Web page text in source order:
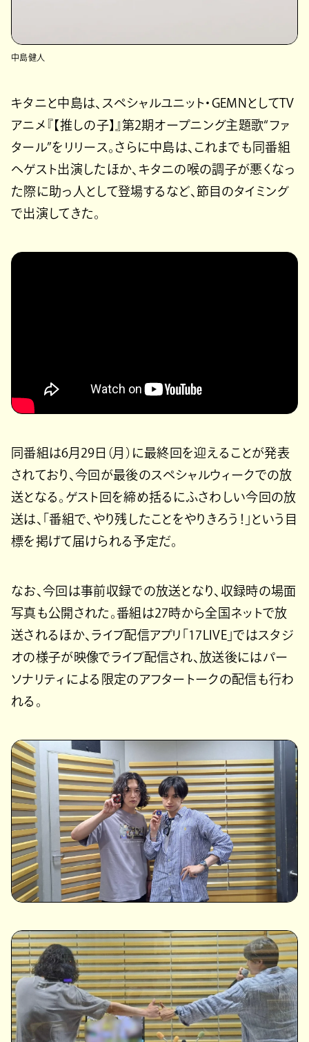
中島健人
キタニと中島は、スペシャルユニット・GEMNとしてTV
アニメ『【推しの子】』第2期オープニング主題歌“ファ
タール”をリリース。さらに中島は、これまでも同番組
へゲスト出演したほか、キタニの喉の調子が悪くなっ
た際に助っ人として登場するなど、節目のタイミング
で出演してきた。
同番組は6月29日（月）に最終回を迎えることが発表
されており、今回が最後のスペシャルウィークでの放
送となる。ゲスト回を締め括るにふさわしい今回の放
送は、「番組で、やり残したことをやりきろう！」という目
標を掲げて届けられる予定だ。
なお、今回は事前収録での放送となり、収録時の場面
写真も公開された。番組は27時から全国ネットで放
送されるほか、ライブ配信アプリ「17LIVE」ではスタジ
オの様子が映像でライブ配信され、放送後にはパー
ソナリティによる限定のアフタートークの配信も行わ
れる。